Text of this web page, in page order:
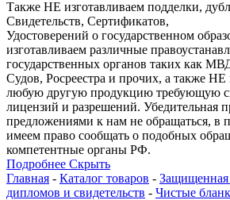
Также НЕ изготавливаем подделки,
Свидетельств, Сертификатов,
Удостоверений о государственном
изготавливаем различные
государственных органов таких как
Судов, Росреестра и прочих, а также НЕ
любую другую продукцию требующую
лицензий и разрешений. Убедительная
предложениями к нам не обращаться, в
имеем право сообщать о подобных
компетентные органы РФ.
Подробнее Скрыть
Главная - Каталог товаров - Защищенная
дипломов и свидетельств - Чистые